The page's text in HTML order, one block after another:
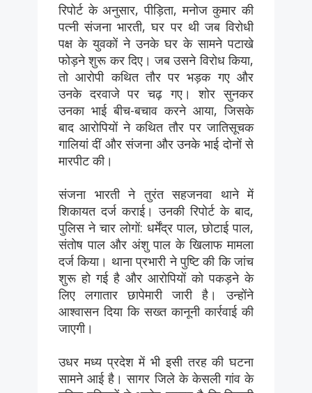
रिपोर्ट के अनुसार, पीड़िता, मनोज कुमार की
पत्नी संजना भारती, घर पर थी जब विरोधी
पक्ष के युवकों ने उनके घर के सामने पटाखे
फोड़ने शुरू कर दिए। जब उसने विरोध किया,
तो आरोपी कथित तौर पर भड़क गए और
उनके दरवाजे पर चढ़ गए। शोर सुनकर
उनका भाई बीच-बचाव करने आया, जिसके
बाद आरोपियों ने कथित तौर पर जातिसूचक
गालियां दीं और संजना और उनके भाई दोनों से
मारपीट की।
संजना भारती ने तुरंत सहजनवा थाने में
शिकायत दर्ज कराई। उनकी रिपोर्ट के बाद,
पुलिस ने चार लोगों: धर्मेंद्र पाल, छोटाई पाल,
संतोष पाल और अंशु पाल के खिलाफ मामला
दर्ज किया। थाना प्रभारी ने पुष्टि की कि जांच
शुरू हो गई है और आरोपियों को पकड़ने के
लिए लगातार छापेमारी जारी है। उन्होंने
आश्वासन दिया कि सख्त कानूनी कार्रवाई की
जाएगी।
उधर मध्य प्रदेश में भी इसी तरह की घटना
सामने आई है। सागर जिले के केसली गांव के